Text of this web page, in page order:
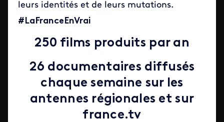
leurs identités et de leurs mutations.
#LaFranceEnVrai
250 films produits par an
26 documentaires diffusés
chaque semaine sur les
antennes régionales et sur
france.tv